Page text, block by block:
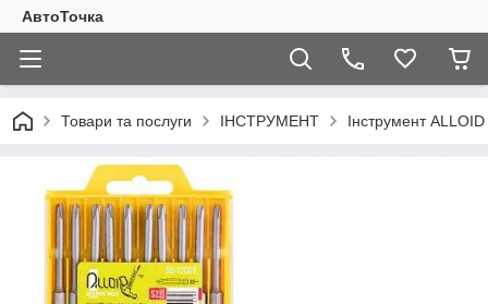
АвтоТочка
Товари та послуги ІНСТРУМЕНТ Інструмент